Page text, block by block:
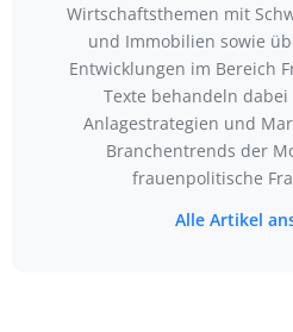
Wirtschaftsthemen mit
und Immobilien sowie
Entwicklungen im Bereich
Texte behandeln
Anlagestrategien und
Branchentrends der
frauenpolitische
Alle Artikel